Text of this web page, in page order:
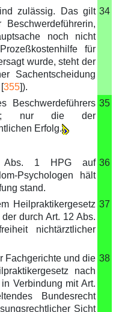
zulässig. Das gilt
noch nicht
für
wurde, steht der
Sachentscheidung
355]).
34
Beschwerdeführers
nur die der
Erfolg.
35
Abs. 1 HPG auf
Psychologen hält
stand.
36
Heilpraktikergesetz
durch Art. 12 Abs.
nichtärztlicher
37
Fachgerichte und die
nach
Verbindung mit Art.
Bundesrecht
Sicht
38